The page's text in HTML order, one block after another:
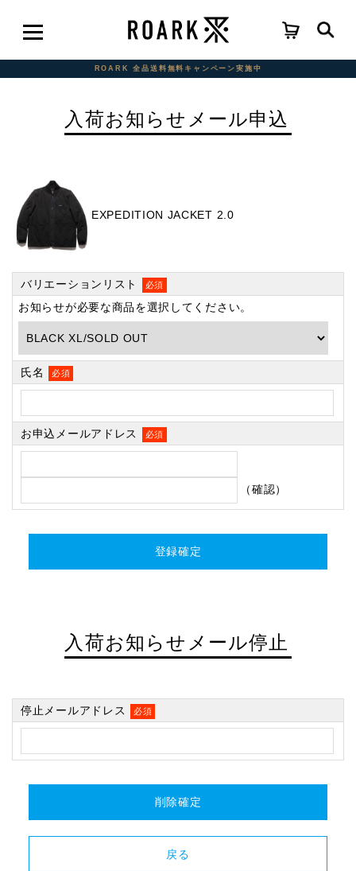
ROARK 全品送料無料キャンペーン実施中
入荷お知らせメール申込
EXPEDITION JACKET 2.0
バリエーションリスト 必須
お知らせが必要な商品を選択してください。
氏名 必須
お申込メールアドレス 必須
（確認）
入荷お知らせメール停止
停止メールアドレス 必須